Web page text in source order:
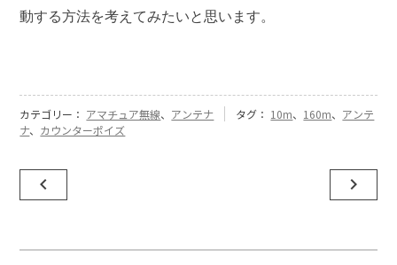
動する方法を考えてみたいと思います。
カテゴリー： アマチュア無線、 アンテナ タグ： 10m、 160m、 アンテ
ナ、 カウンターポイズ
稿
navigate_before navigate_next